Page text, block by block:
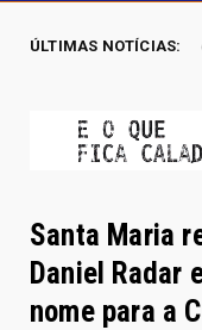
ÚLTIMAS NOTÍCIAS:
pesquisa IGAPE
Santa Maria
Daniel Radar
nome para a